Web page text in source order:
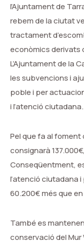
l’Ajuntament de
rebem de la ciutat
tractament
econòmics derivats
L’Ajuntament de la
les subvencions i
poble i per
i l’atenció ciutadana.
Pel que fa al foment
consignarà
Conseqüentment,
l’atenció ciutadana
60.200€ més que en
També es
conservació del Mur